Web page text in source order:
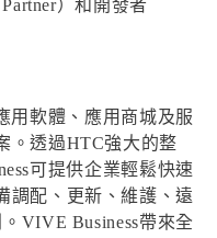
）和開發者
用軟體、應用商城及服
。透過HTC強大的整
可提供企業輕鬆快速
調配、更新、維護、遠
VIVE Business帶來全